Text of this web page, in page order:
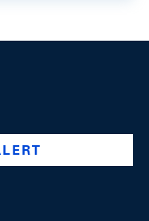
swiss-national-
@swissnationalbank